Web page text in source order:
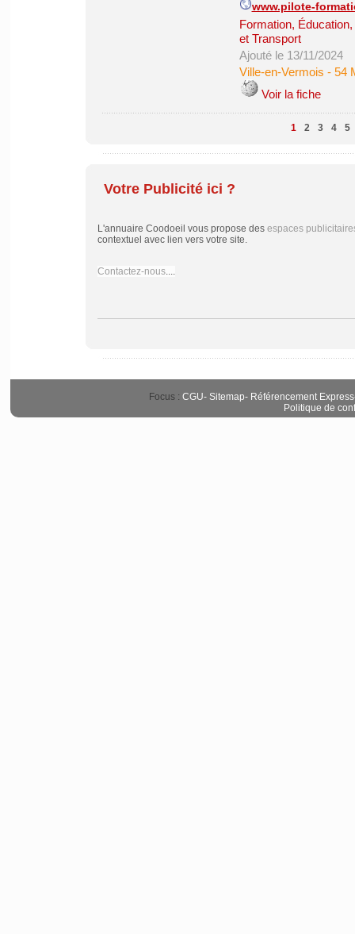
www.pilote-
Formation,
et Transport
Ajouté le 13/11/2024
Ville-en-Vermois - 54
Voir la fiche
1 2 3 4 5
Votre Publicité ici ?
L'annuaire Coodoeil vous propose des espaces
contextuel avec lien vers votre site.
Contactez-nous....
Focus : CGU- Sitemap- Référencement Express
Politique de